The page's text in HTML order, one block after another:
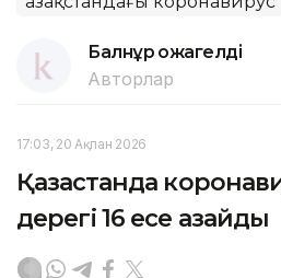
Балнұр Қожагелді
Авторлар
17:03, 20 Ақпан 2026
Қазақстанда
дерегі 16 есе азайды